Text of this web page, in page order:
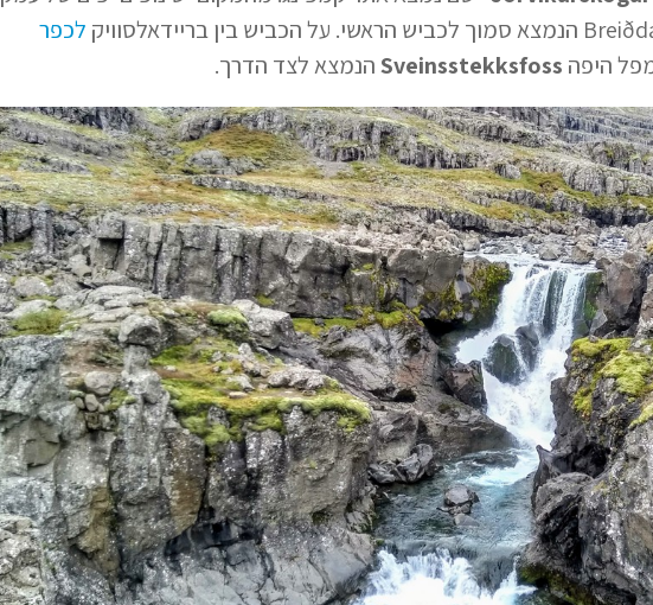
לכפר
Sveinsstekksfossהנמצא לצד הדרך.